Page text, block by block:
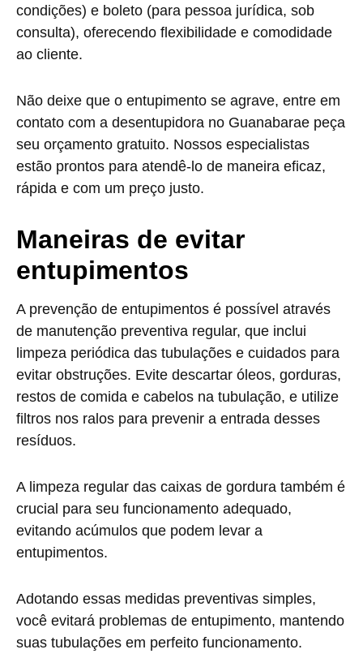
condições) e boleto (para pessoa jurídica, sob
consulta), oferecendo flexibilidade e comodidade
ao cliente.
Não deixe que o entupimento se agrave, entre em
contato com a desentupidora no Guanabarae peça
seu orçamento gratuito. Nossos especialistas
estão prontos para atendê-lo de maneira eficaz,
rápida e com um preço justo.
Maneiras de evitar
entupimentos
A prevenção de entupimentos é possível através
de manutenção preventiva regular, que inclui
limpeza periódica das tubulações e cuidados para
evitar obstruções. Evite descartar óleos, gorduras,
restos de comida e cabelos na tubulação, e utilize
filtros nos ralos para prevenir a entrada desses
resíduos.
A limpeza regular das caixas de gordura também é
crucial para seu funcionamento adequado,
evitando acúmulos que podem levar a
entupimentos.
Adotando essas medidas preventivas simples,
você evitará problemas de entupimento, mantendo
suas tubulações em perfeito funcionamento.